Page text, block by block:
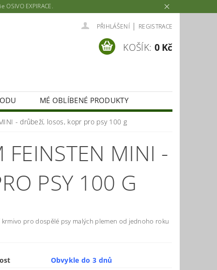
EXPIRACE.
PŘIHLÁŠENÍ | REGISTRACE
KOŠÍK: 0 Kč
MÉ OBLÍBENÉ PRODUKTY
- drůbeží, losos, kopr pro psy 100 g
MINI -
PSY 100 G
pro dospělé psy malých plemen od jednoho roku
Obvykle do 3 dnů